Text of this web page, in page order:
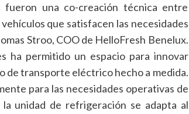
una co-creación técnica entre
que satisfacen las necesidades
Stroo, COO de HelloFresh Benelux.
ha permitido un espacio para innovar
de transporte eléctrico hecho a medida.
para las necesidades operativas de
unidad de refrigeración se adapta al